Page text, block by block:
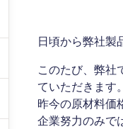
日頃から弊社製
このたび、弊社
ていただきます。
昨今の原材料価
企業努力のみで